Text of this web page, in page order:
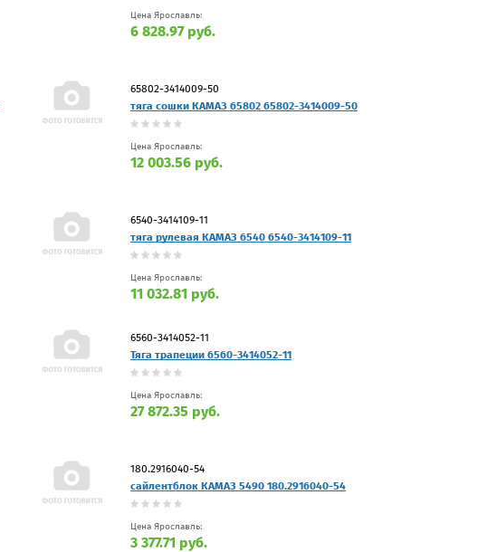
Цена Ярославль:
6 828.97 руб.
65802-3414009-50
тяга сошки КАМАЗ 65802 65802-3414009-50
Цена Ярославль:
12 003.56 руб.
6540-3414109-11
тяга рулевая КАМАЗ 6540 6540-3414109-11
Цена Ярославль:
11 032.81 руб.
6560-3414052-11
Тяга трапеции 6560-3414052-11
Цена Ярославль:
27 872.35 руб.
180.2916040-54
сайлентблок КАМАЗ 5490 180.2916040-54
Цена Ярославль:
3 377.71 руб.